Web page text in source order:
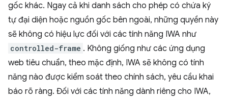
gốc khác. Ngay cả khi danh sách cho phép có chứa ký
tự đại diện hoặc nguồn gốc bên ngoài, những quyền này
sẽ không có hiệu lực đối với các tính năng IWA như
controlled-frame . Không giống như các ứng dụng
web tiêu chuẩn, theo mặc định, IWA sẽ không có tính
năng nào được kiểm soát theo chính sách, yêu cầu khai
báo rõ ràng. Đối với các tính năng dành riêng cho IWA,